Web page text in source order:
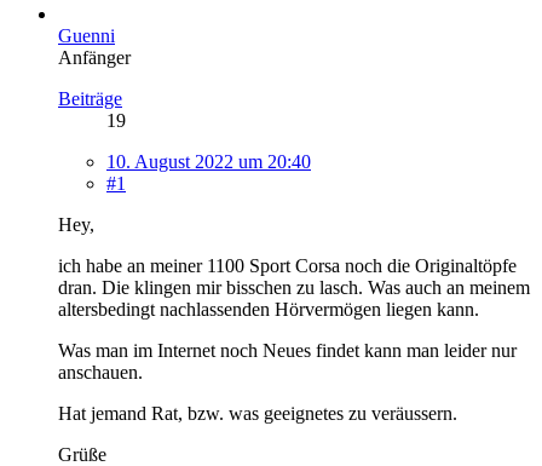
Guenni
Anfänger
Beiträge
19
10. August 2022 um 20:40
#1
Hey,
ich habe an meiner 1100 Sport Corsa noch die Originaltöpfe
dran. Die klingen mir bisschen zu lasch. Was auch an meinem
altersbedingt nachlassenden Hörvermögen liegen kann.
Was man im Internet noch Neues findet kann man leider nur
anschauen.
Hat jemand Rat, bzw. was geeignetes zu veräussern.
Grüße